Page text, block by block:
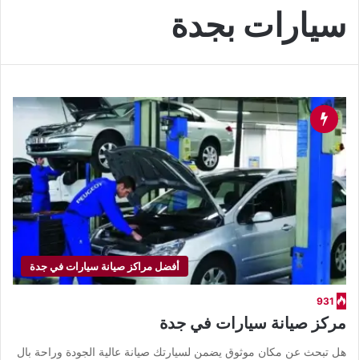
سيارات بجدة
أفضل مراكز صيانة سيارات في جدة
931
مركز صيانة سيارات في جدة
هل تبحث عن مكان موثوق يضمن لسيارتك صيانة عالية الجودة وراحة بال